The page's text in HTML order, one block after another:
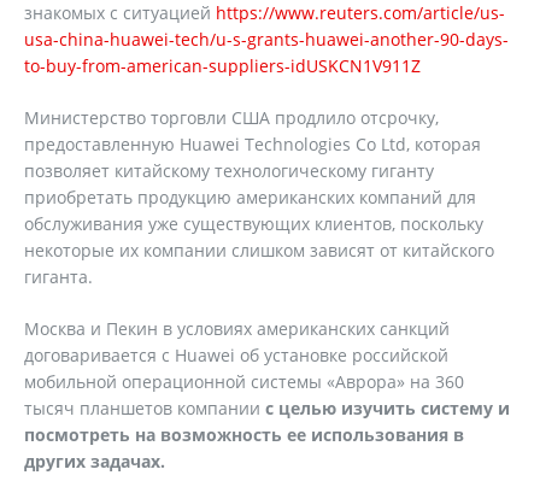
знакомых с ситуацией https://www.reuters.com/article/us-
usa-china-huawei-tech/u-s-grants-huawei-another-90-days-
to-buy-from-american-suppliers-idUSKCN1V911Z
Министерство торговли США продлило отсрочку,
предоставленную Huawei Technologies Co Ltd, которая
позволяет китайскому технологическому гиганту
приобретать продукцию американских компаний для
обслуживания уже существующих клиентов, поскольку
некоторые их компании слишком зависят от китайского
гиганта.
Москва и Пекин в условиях американских санкций
договаривается с Huawei об установке российской
мобильной операционной системы «Аврора» на 360
тысяч планшетов компании с целью изучить систему и
посмотреть на возможность ее использования в
других задачах.